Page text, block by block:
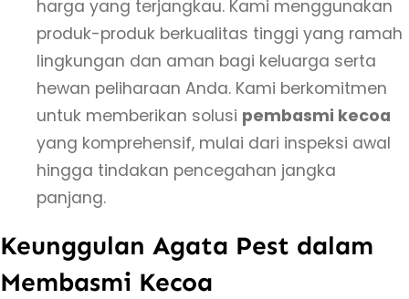
harga yang terjangkau. Kami menggunakan
produk-produk berkualitas tinggi yang ramah
lingkungan dan aman bagi keluarga serta
hewan peliharaan Anda. Kami berkomitmen
untuk memberikan solusi pembasmi kecoa
yang komprehensif, mulai dari inspeksi awal
hingga tindakan pencegahan jangka
panjang.
Keunggulan Agata Pest dalam
Membasmi Kecoa